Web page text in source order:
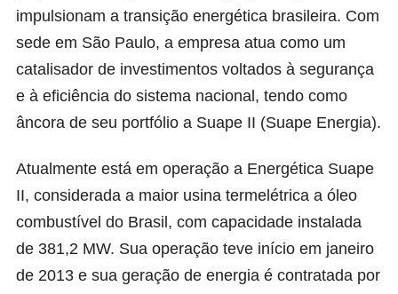
impulsionam a transição energética brasileira. Com
sede em São Paulo, a empresa atua como um
catalisador de investimentos voltados à segurança
e à eficiência do sistema nacional, tendo como
âncora de seu portfólio a Suape II (Suape Energia).
Atualmente está em operação a Energética Suape
II, considerada a maior usina termelétrica a óleo
combustível do Brasil, com capacidade instalada
de 381,2 MW. Sua operação teve início em janeiro
de 2013 e sua geração de energia é contratada por